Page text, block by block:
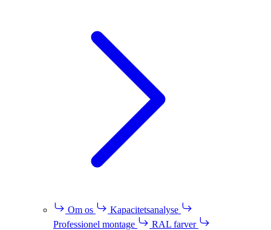
Om os
Kapacitetsanalyse
Professionel montage
RAL farver